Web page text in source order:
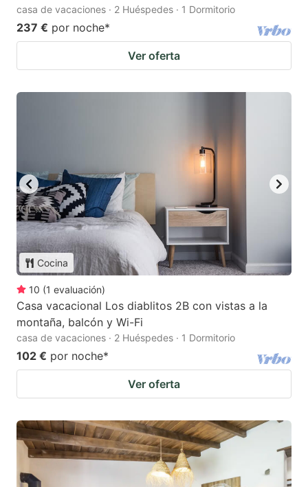
casa de vacaciones · 2 Huéspedes · 1 Dormitorio
237 € por noche*
Ver oferta
Cocina
10 (1 evaluación)
Casa vacacional Los diablitos 2B con vistas a la
montaña, balcón y Wi-Fi
casa de vacaciones · 2 Huéspedes · 1 Dormitorio
102 € por noche*
Ver oferta